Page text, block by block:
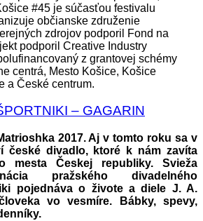
#45 je súčasťou festivalu
občianske združenie
zdrojov podporil Fond na
podporil Creative Industry
z grantovej schémy
centrá, Mesto Košice, Košice
a České centrum.
– GAGARIN
2017. Aj v tomto roku sa v
české divadlo, ktoré k nám zavíta
mesta Českej republiky. Svieža
pražského divadelného
pojednáva o živote a diele J. A.
vo vesmíre. Bábky, spevy,